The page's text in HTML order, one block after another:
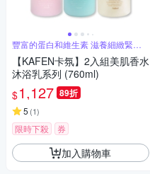
豐富的蛋白和維生素 滋養細緻緊緻
肌膚
【KAFEN卡氛】2入組美肌香水
沐浴乳系列 (760ml)
$1,127 89折
5 (1)
限時下殺 券
加入購物車